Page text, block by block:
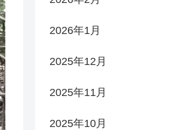
2026年1月
2025年12月
2025年11月
2025年10月